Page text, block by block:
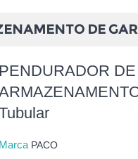
DE
PENDURADOR
Marca PACO